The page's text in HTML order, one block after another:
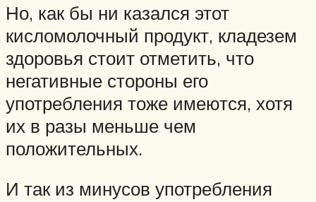
Но, как бы ни казался этот
кисломолочный продукт, кладезем
здоровья стоит отметить, что
негативные стороны его
употребления тоже имеются, хотя
их в разы меньше чем
положительных.
И так из минусов употребления